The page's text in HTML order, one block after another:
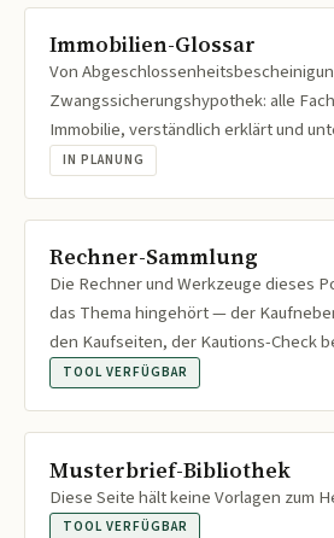
Immobilien-Glossar
Von
Zwangssicherungshypothek: alle
Immobilie, verständlich erklärt und
IN PLANUNG
Rechner-Sammlung
Die Rechner und Werkzeuge dieses
das Thema hingehört — der
den Kaufseiten, der Kautions-Check
TOOL VERFÜGBAR
Musterbrief-Bibliothek
Diese Seite hält keine Vorlagen zum
TOOL VERFÜGBAR